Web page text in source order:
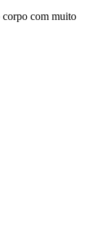
corpo com muito